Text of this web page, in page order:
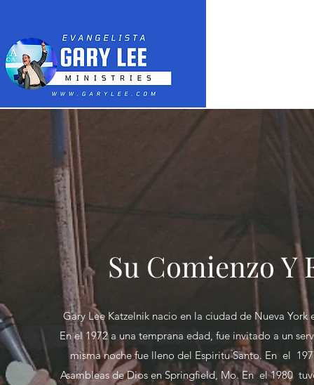
Su Comienzo
Gary Lee Katzelnik nacio en la ciudad de Nueva
En el 1972 a una temprana edad, fue invitado a un
misma noche fue lleno del Espiritu Santo. En el
Asambleas de Dios en Springfield, Mo. En el 1980